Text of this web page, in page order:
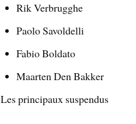
Rik Verbrugghe
Paolo Savoldelli
Fabio Boldato
Maarten Den Bakker
Les principaux suspendus